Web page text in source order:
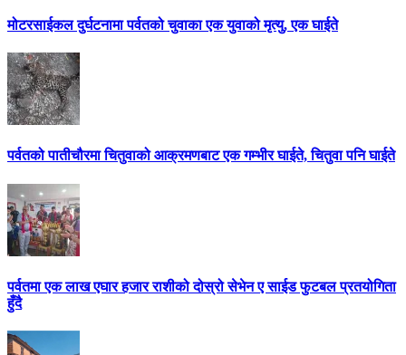
मोटरसाईकल दुर्घटनामा पर्वतको चुवाका एक युवाको मृत्यु, एक घाईते
पर्वतको पातीचौरमा चितुवाको आक्रमणबाट एक गम्भीर घाईते, चितुवा पनि घाईते
पर्वतमा एक लाख एघार हजार राशीको दोस्रो सेभेन ए साईड फुटबल प्रतयोगिता
हुँदै